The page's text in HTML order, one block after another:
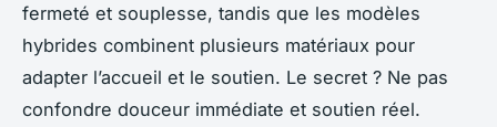
fermeté et souplesse, tandis que les modèles
hybrides combinent plusieurs matériaux pour
adapter l’accueil et le soutien. Le secret ? Ne pas
confondre douceur immédiate et soutien réel.